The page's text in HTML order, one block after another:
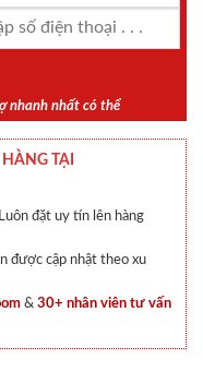
nhanh nhất có thể
TẠI
đặt uy tín lên hàng
được cập nhật theo xu
& 30+ nhân viên tư vấn